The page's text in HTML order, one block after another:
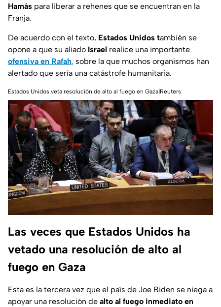
Hamás para liberar a rehenes que se encuentran en la
Franja.
De acuerdo con el texto, Estados Unidos también se
opone a que su aliado Israel realice una importante
ofensiva en Rafah, sobre la que muchos organismos han
alertado que sería una catástrofe humanitaria.
Estados Unidos veta resolución de alto al fuego en Gaza|Reuters
Las veces que Estados Unidos ha
vetado una resolución de alto al
fuego en Gaza
Esta es la tercera vez que el país de Joe Biden se niega a
apoyar una resolución de alto al fuego inmediato en